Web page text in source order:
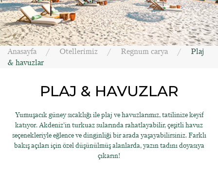
Anasayfa Otellerimiz Regnum carya
Plaj
& havuzlar
PLAJ & HAVUZLAR
Yumuşacık güney sıcaklığı ile plaj ve havuzlarımız, tatilinize keyif
katıyor. Akdeniz’in turkuaz sularında rahatlayabilir, çeşitli havuz
seçenekleriyle eğlence ve dinginliği bir arada yaşayabilirsiniz. Farklı
bakış açıları için özel düşünülmüş alanlarda, yazın tadını doyasıya
çıkarın!